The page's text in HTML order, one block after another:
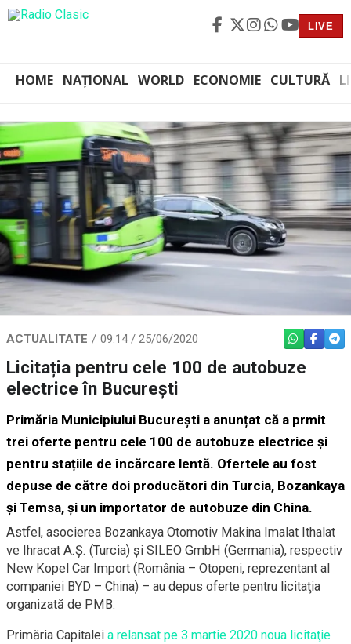
LIVE
HOME NAȚIONAL WORLD ECONOMIE CULTURĂ
ACTUALITATE 09:14 / 25/06/2020 WHATSAPP
Licitația pentru cele 100 de autobuze
electrice în București
Primăria Municipiului București a anunțat că a prmit
trei oferte pentru cele 100 de autobuze electrice şi
pentru stațiile de încărcare lentă. Ofertele au fost
depuse de către doi producători din Turcia, Bozankaya
și Temsa, și un importator de autobuze din China.
Astfel, asocierea Bozankaya Otomotiv Makina Imalat Ithalat
ve Ihracat A.Ş. (Turcia) şi SILEO GmbH (Germania), respectiv
New Kopel Car Import (România – Otopeni, reprezentant al
companiei BYD – China) – au depus oferte pentru licitaţia
organizată de PMB.
Primăria Capitalei a relansat pe 3 martie 2020 noua licitaţie